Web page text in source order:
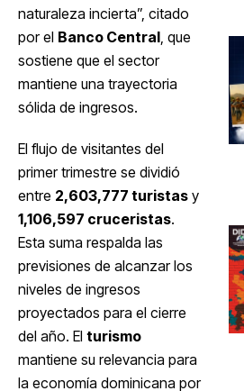
naturaleza incierta”, citado
por el Banco Central, que
sostiene que el sector
mantiene una trayectoria
sólida de ingresos.
El flujo de visitantes del
primer trimestre se dividió
entre 2,603,777 turistas y
1,106,597 cruceristas.
Esta suma respalda las
previsiones de alcanzar los
niveles de ingresos
proyectados para el cierre
del año. El turismo
mantiene su relevancia para
la economía dominicana por